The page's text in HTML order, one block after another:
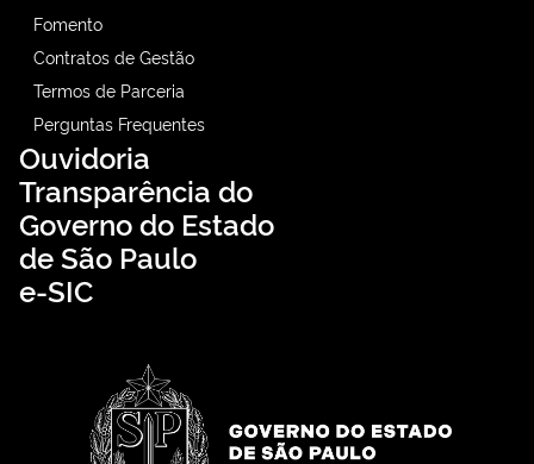
Fomento
Contratos de Gestão
Termos de Parceria
Perguntas Frequentes
Ouvidoria
Transparência do
Governo do Estado
de São Paulo
e-SIC